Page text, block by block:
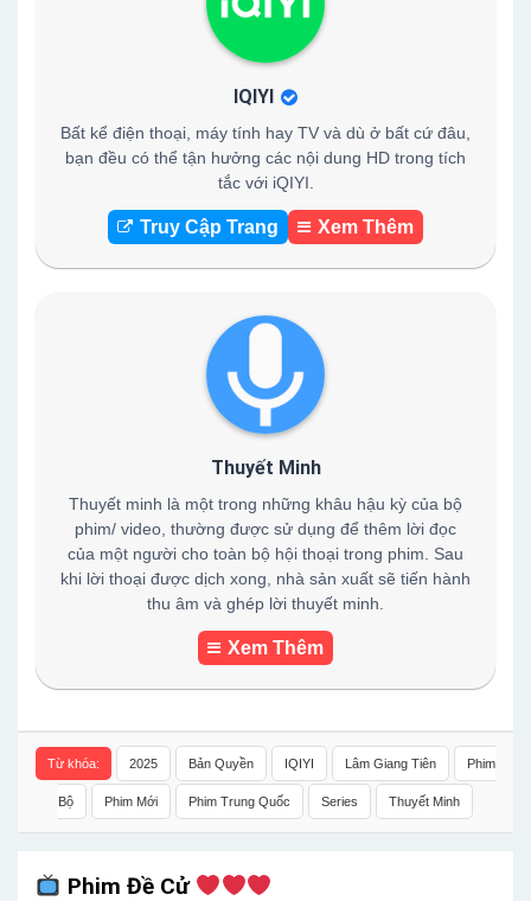
IQIYI
Bất kể điện thoại, máy tính hay TV và dù ở bất cứ đâu,
bạn đều có thể tận hưởng các nội dung HD trong tích
tắc với iQIYI.
Truy Cập Trang Xem Thêm
Thuyết Minh
Thuyết minh là một trong những khâu hậu kỳ của bộ
phim/ video, thường được sử dụng để thêm lời đọc
của một người cho toàn bộ hội thoại trong phim. Sau
khi lời thoại được dịch xong, nhà sản xuất sẽ tiến hành
thu âm và ghép lời thuyết minh.
Xem Thêm
Từ khóa: 2025 Bản Quyền IQIYI Lâm Giang Tiên Phim
Bộ Phim Mới Phim Trung Quốc Series Thuyết Minh
Phim Đề Cử